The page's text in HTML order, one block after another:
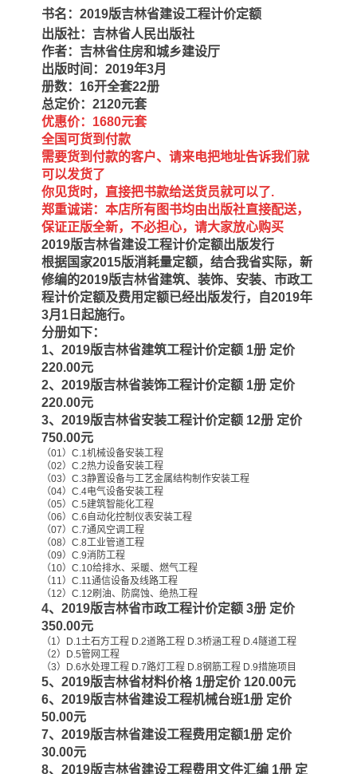
书名：2019版吉林省建设工程计价定额
出版社：吉林省人民出版社
作者：吉林省住房和城乡建设厅
出版时间：2019年3月
册数：16开全套22册
总定价：2120元套
优惠价：1680元套
全国可货到付款
需要货到付款的客户、请来电把地址告诉我们就
可以发货了
你见货时，直接把书款给送货员就可以了.
郑重诚诺：本店所有图书均由出版社直接配送，
保证正版全新，不必担心，请大家放心购买
2019版吉林省建设工程计价定额出版发行
根据国家2015版消耗量定额，结合我省实际，新
修编的2019版吉林省建筑、装饰、安装、市政工
程计价定额及费用定额已经出版发行，自2019年
3月1日起施行。
分册如下：
1、2019版吉林省建筑工程计价定额 1册 定价
220.00元
2、2019版吉林省装饰工程计价定额 1册 定价
220.00元
3、2019版吉林省安装工程计价定额 12册 定价
750.00元
（01）C.1机械设备安装工程
（02）C.2热力设备安装工程
（03）C.3静置设备与工艺金属结构制作安装工程
（04）C.4电气设备安装工程
（05）C.5建筑智能化工程
（06）C.6自动化控制仪表安装工程
（07）C.7通风空调工程
（08）C.8工业管道工程
（09）C.9消防工程
（10）C.10给排水、采暖、燃气工程
（11）C.11通信设备及线路工程
（12）C.12刷油、防腐蚀、绝热工程
4、2019版吉林省市政工程计价定额 3册 定价
350.00元
（1）D.1土石方工程 D.2道路工程 D.3桥涵工程 D.4隧道工程
（2）D.5管网工程
（3）D.6水处理工程 D.7路灯工程 D.8钢筋工程 D.9措施项目
5、2019版吉林省材料价格 1册定价 120.00元
6、2019版吉林省建设工程机械台班1册 定价
50.00元
7、2019版吉林省建设工程费用定额1册 定价
30.00元
8、2019版吉林省建设工程费用文件汇编 1册 定
内蒙古建设工程预算定额 公路工程预算定额
陕西建设工程消耗量定额
贵州水利水电定额
青海省建筑工程消耗量定
20kv及以下配电网工程定 地质灾害治理工程质量检
验评定标准
广西建筑安装工程预算定 内河沿海港口疏浚定额
*考军校教材 黑龙江建设工程计价定额
依据
海南省建设工程预算定额 浙江省建设工程预算定额
电力工程预算概算定额
江苏省建设工程计价定额 深圳市建设工程消耗量定
额
四川省清单定额 河南省建设工程预算定额
云南省建设工程预算定额
陕西省水利工程概预算定
冶金工业建设工程概算定
额
天津建设工程预算定额 20kv及以下配电网工程预
算定额
广东省水利水电概预算定 全国消耗量工程定额
四川省清单计价定额 北京市建设工程消耗量定
额